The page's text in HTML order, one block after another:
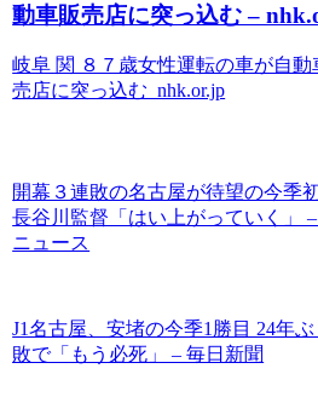
動車販売店に突っ込む –
岐阜 関 ８７歳女性運転の車が自動
売店に突っ込む nhk.or.jp
開幕３連敗の名古屋が待望の今季
長谷川監督「はい上がっていく」
ニュース
J1名古屋、安堵の今季1勝目 24年ぶ
敗で「もう必死」 – 毎日新聞